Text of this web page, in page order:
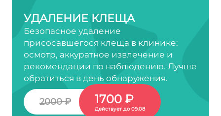
УДАЛЕНИЕ КЛЕЩА
Безопасное удаление
присосавшегося клеща в клинике:
осмотр, аккуратное извлечение и
рекомендации по наблюдению. Лучше
обратиться в день обнаружения.
2000 ₽ 1700 ₽
Действует до 09.08